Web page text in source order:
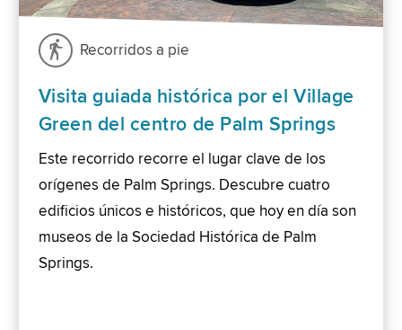
Recorridos a pie
Visita guiada histórica por el Village
Green del centro de Palm Springs
Este recorrido recorre el lugar clave de los
orígenes de Palm Springs. Descubre cuatro
edificios únicos e históricos, que hoy en día son
museos de la Sociedad Histórica de Palm
Springs.